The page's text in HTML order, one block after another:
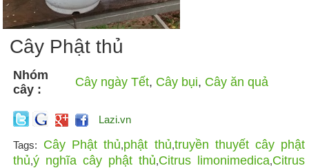
Cây Phật thủ
Nhóm
cây :
Cây ngày Tết, Cây bụi, Cây ăn quả
Lazi.vn
Tags: Cây Phật thủ,phật thủ,truyền thuyết cây phật
thủ,ý nghĩa cây phật thủ,Citrus limonimedica,Citrus